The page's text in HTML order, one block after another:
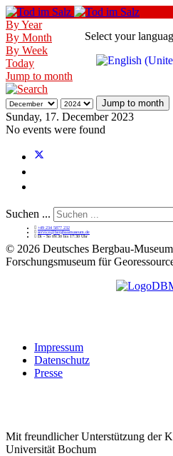
Select your
By Year
By Month
By Week
Today
Jump to month
Jump to month
Sunday, 17. December 2023
No events were found
Suchen ...
+49 234 5877 232
service@bergbaumuseum.de
Di - So 09:30 bis 17:30 Uhr
© 2026 Deutsches Bergbau-
Forschungsmuseum für
Impressum
Datenschutz
Presse
Mit freundlicher Unterstützung der
Universität Bochum